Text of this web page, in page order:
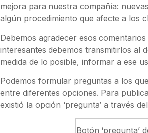
mejora para nuestra compañía:
algún procedimiento que afecte a los
Debemos agradecer esos
interesantes debemos transmitirlos al
medida de lo posible, informar a ese
Podemos formular preguntas a los
entre diferentes opciones. Para
existió la opción ‘pregunta’ a través
Botón ‘pregunta’